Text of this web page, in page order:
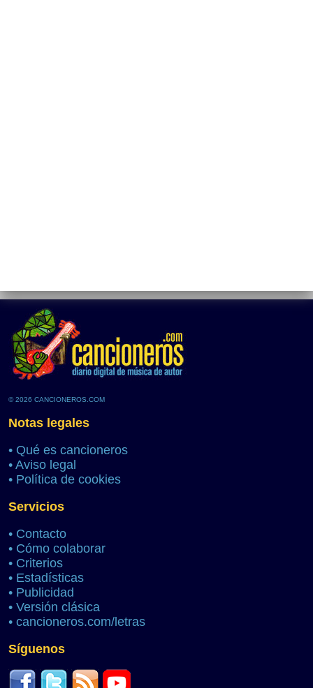
© 2026 CANCIONEROS.COM
Notas legales
• Qué es cancioneros
• Aviso legal
• Política de cookies
Servicios
• Contacto
• Cómo colaborar
• Criterios
• Estadísticas
• Publicidad
• Versión clásica
• cancioneros.com/letras
Síguenos